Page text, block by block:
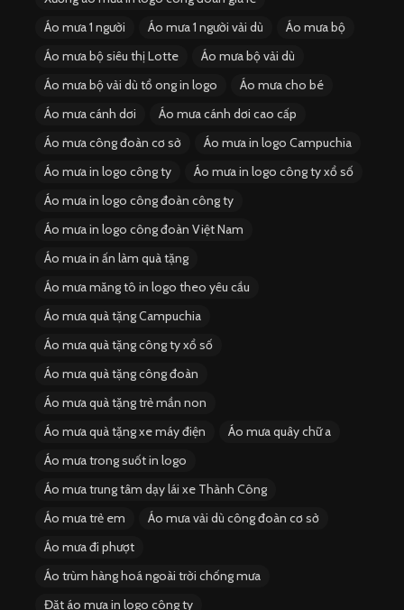
Áo mưa 1 người
Áo mưa 1 người vải dù
Áo mưa bộ
Áo mưa bộ siêu thị Lotte
Áo mưa bộ vải dù
Áo mưa bộ vải dù tổ ong in logo
Áo mưa cho bé
Áo mưa cánh dơi
Áo mưa cánh dơi cao cấp
Áo mưa công đoàn cơ sở
Áo mưa in logo Campuchia
Áo mưa in logo công ty
Áo mưa in logo công ty xổ số
Áo mưa in logo công đoàn công ty
Áo mưa in logo công đoàn Việt Nam
Áo mưa in ấn làm quà tặng
Áo mưa măng tô in logo theo yêu cầu
Áo mưa quà tặng Campuchia
Áo mưa quà tặng công ty xổ số
Áo mưa quà tặng công đoàn
Áo mưa quà tặng trẻ mần non
Áo mưa quà tặng xe máy điện
Áo mưa quây chữ a
Áo mưa trong suốt in logo
Áo mưa trung tâm dạy lái xe Thành Công
Áo mưa trẻ em
Áo mưa vải dù công đoàn cơ sở
Áo mưa đi phượt
Áo trùm hàng hoá ngoài trời chống mưa
Đặt áo mưa in logo công ty